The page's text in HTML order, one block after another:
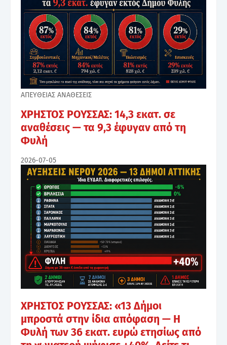
ΑΠΕΥΘΕΙΑΣ ΑΝΑΘΕΣΕΙΣ
ΧΡΗΣΤΟΣ ΡΟΥΣΣΑΣ: 14,3 εκατ. σε
αναθέσεις — τα 9,3 έφυγαν από τη
Φυλή
2026-07-05
ΧΡΗΣΤΟΣ ΡΟΥΣΣΑΣ: «13 Δήμοι
μπροστά στην ίδια απόφαση — Η
Φυλή των 36 εκατ. ευρώ ετησίως από